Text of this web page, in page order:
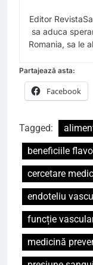
Editor
sa aduca
Romania, sa le
Partajează asta:
Facebook
Tagged:
beneficiile
cercetare
endoteliu
funcție
medicină